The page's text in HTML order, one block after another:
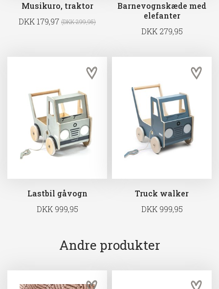
Musikuro, traktor
DKK 179,97 (DKK 299,95)
Barnevognskæde med
elefanter
DKK 279,95
Lastbil gåvogn
DKK 999,95
Truck walker
DKK 999,95
Andre produkter